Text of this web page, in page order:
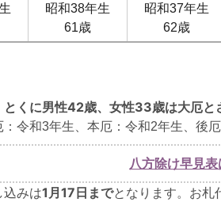
昭和38年生
61歳
昭和37年生
62歳
くに男性42歳、女性33歳は大厄と
令和3年生、本厄：令和2年生、後
八方除け早見
込みは1月17日までとなります。お札